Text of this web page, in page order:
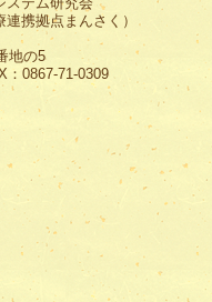
連携拠点まんさく）
地の5
：0867-71-0309